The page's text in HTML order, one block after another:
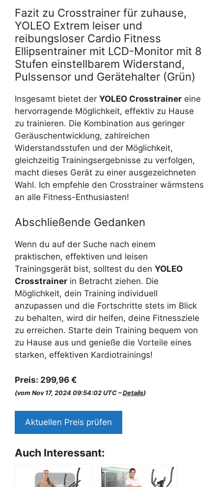
Fazit zu Crosstrainer für zuhause,
YOLEO Extrem leiser und
reibungsloser Cardio Fitness
Ellipsentrainer mit LCD-Monitor mit 8
Stufen einstellbarem Widerstand,
Pulssensor und Gerätehalter (Grün)
Insgesamt bietet der YOLEO Crosstrainer eine
hervorragende Möglichkeit, effektiv zu Hause
zu trainieren. Die Kombination aus geringer
Geräuschentwicklung, zahlreichen
Widerstandsstufen und der Möglichkeit,
gleichzeitig Trainingsergebnisse zu verfolgen,
macht dieses Gerät zu einer ausgezeichneten
Wahl. Ich empfehle den Crosstrainer wärmstens
an alle Fitness-Enthusiasten!
Abschließende Gedanken
Wenn du auf der Suche nach einem
praktischen, effektiven und leisen
Trainingsgerät bist, solltest du den YOLEO
Crosstrainer in Betracht ziehen. Die
Möglichkeit, dein Training individuell
anzupassen und die Fortschritte stets im Blick
zu behalten, wird dir helfen, deine Fitnessziele
zu erreichen. Starte dein Training bequem von
zu Hause aus und genieße die Vorteile eines
starken, effektiven Kardiotrainings!
Preis: 299,96 €
(vom Nov 17, 2024 09:54:02 UTC –Details)
Aktuellen Preis prüfen
Auch Interessant: